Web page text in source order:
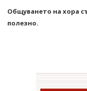
Общуването на хора
полезно.